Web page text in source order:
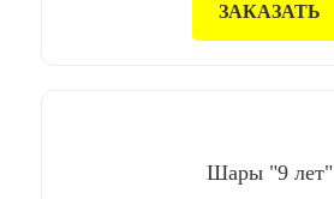
ЗАКАЗАТЬ
Шары "9 лет"